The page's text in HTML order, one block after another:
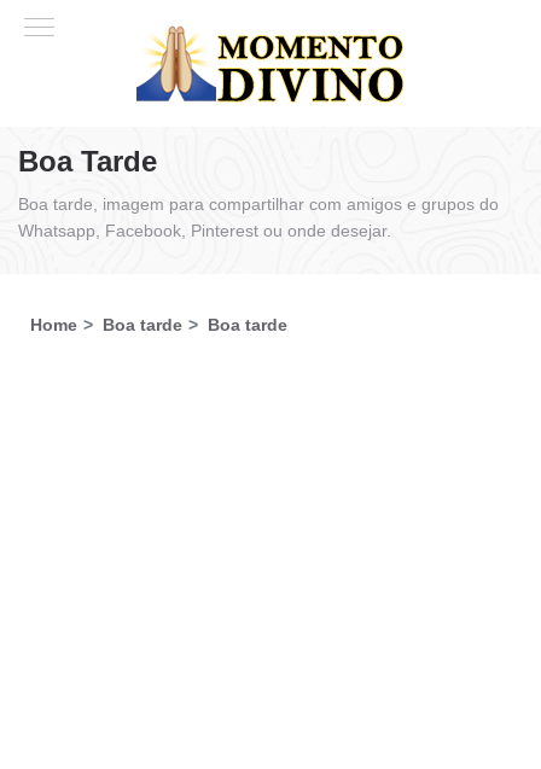
Boa Tarde
Boa tarde, imagem para compartilhar com amigos e grupos do
Whatsapp, Facebook, Pinterest ou onde desejar.
Home Boa tarde Boa tarde